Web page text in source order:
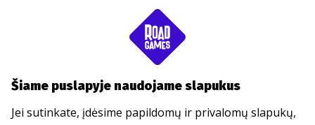
Šiame puslapyje naudojame slapukus
Jei sutinkate, įdėsime papildomų ir privalomų slapukų,